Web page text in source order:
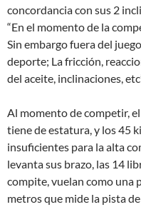
concordancia con sus 2
“En el momento de la
Sin embargo fuera del
deporte; La fricción,
del aceite, inclinaciones,
Al momento de competir,
tiene de estatura, y los 45
insuficientes para la alta
levanta sus brazo, las 14
compite, vuelan como una
metros que mide la pista